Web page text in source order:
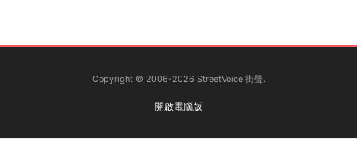
Copyright © 2006-2026 StreetVoice 街聲.
開啟電腦版